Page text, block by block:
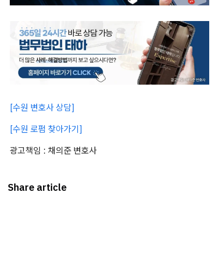
[수원 변호사 상담]
[수원 로펌 찾아가기]
광고책임 : 채의준 변호사
Share article